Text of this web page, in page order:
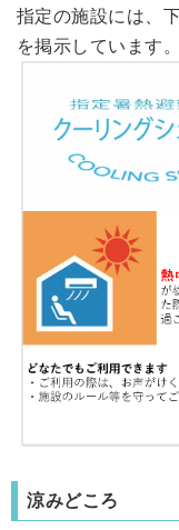
指定の施設には、
を掲示しています。
涼みどころ